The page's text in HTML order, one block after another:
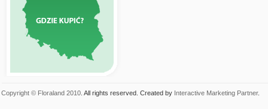
Copyright © Floraland 2010 . All rights reserved. Created by Interactive Marketing Partner.